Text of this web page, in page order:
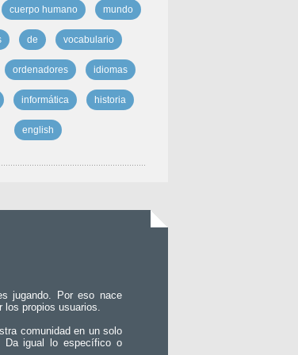
cuerpo humano mundo
de vocabulario
ordenadores idiomas
informática historia
english
jugando. Por eso nace
los propios usuarios.
comunidad en un solo
Da igual lo específico o